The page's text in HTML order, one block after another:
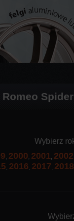
Wybierz
, 2000, 2001, 2002
, 2016, 2017, 2018